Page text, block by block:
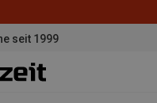
seit 1999